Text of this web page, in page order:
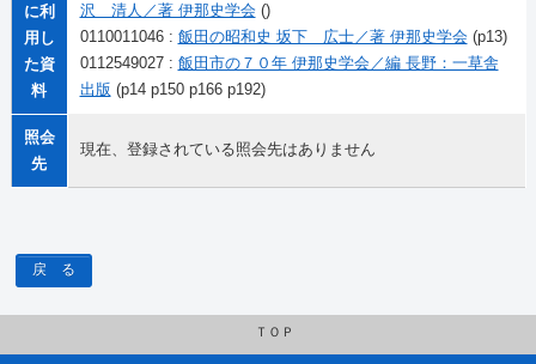
に利
用し
た資
料
沢 清人／著 伊那史学会 ()
0110011046 : 飯田の昭和史 坂下 広士／著 伊那史学会 (p13)
0112549027 : 飯田市の７０年 伊那史学会／編 長野：一草舎
出版 (p14 p150 p166 p192)
照会
先
現在、登録されている照会先はありません
戻 る
ＴＯＰ